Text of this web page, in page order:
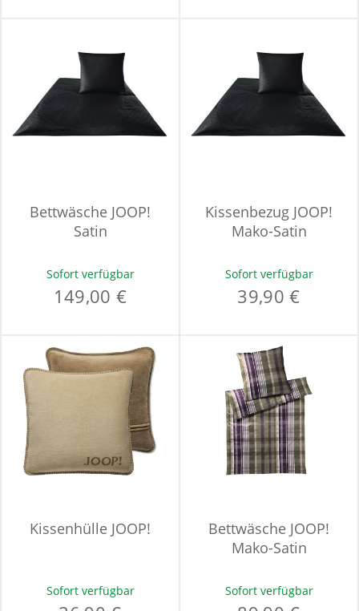
Bettwäsche JOOP!
Satin
Sofort verfügbar
149,00 €
Kissenbezug JOOP!
Mako-Satin
Sofort verfügbar
39,90 €
Kissenhülle JOOP!
Sofort verfügbar
Bettwäsche JOOP!
Mako-Satin
Sofort verfügbar